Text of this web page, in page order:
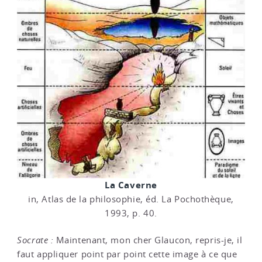
La Caverne
in, Atlas de la philosophie, éd. La Pochothèque,
1993, p. 40.
Socrate : Maintenant, mon cher Glaucon, repris-je, il
faut appliquer point par point cette image à ce que